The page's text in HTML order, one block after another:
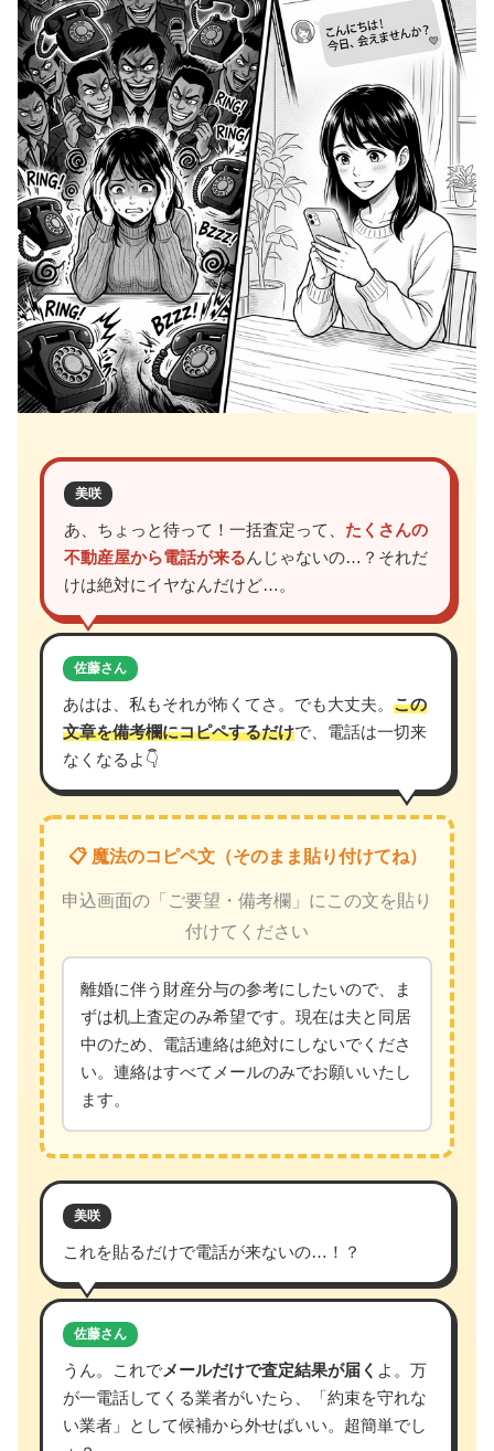
美咲
あ、ちょっと待って！一括査定って、 たくさんの
不動産屋から電話が来るんじゃないの…？それだ
けは絶対にイヤなんだけど…。
佐藤さん
あはは、私もそれが怖くてさ。でも大丈夫。 この
文章を備考欄にコピペするだけで、電話は一切来
なくなるよ👇
📋 魔法のコピペ文（そのまま貼り付けてね）
申込画面の「ご要望・備考欄」にこの文を貼り
付けてください
離婚に伴う財産分与の参考にしたいので、ま
ずは机上査定のみ希望です。現在は夫と同居
中のため、電話連絡は絶対にしないでくださ
い。連絡はすべてメールのみでお願いいたし
ます。
美咲
これを貼るだけで電話が来ないの…！？
佐藤さん
うん。これでメールだけで査定結果が届く よ。万
が一電話してくる業者がいたら、「約束を守れな
い業者」として候補から外せばいい。超簡単でし